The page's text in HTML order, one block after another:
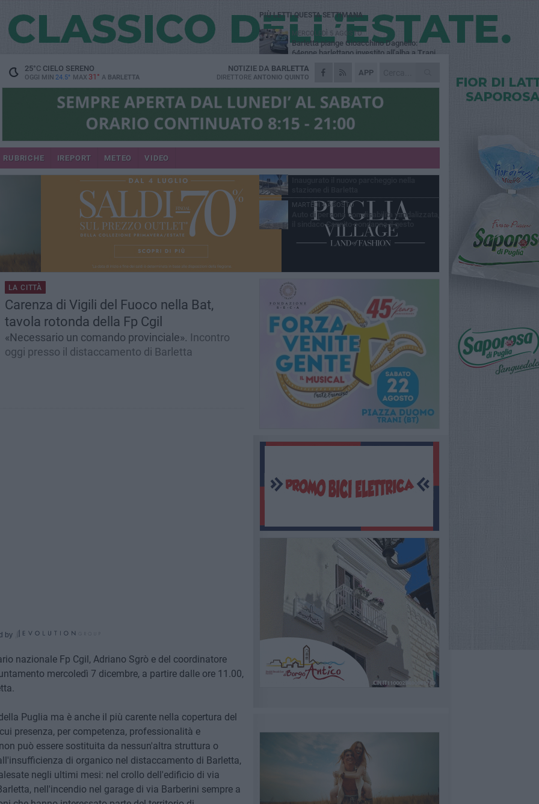
25°CCIELO SERENO
OGGI MIN 24.5° MAX 31° A BARLETTA
APP
NOTIZIE DA BARLETTA
DIRETTORE ANTONIO QUINTO
RUBRICHE IREPORT METEO VIDEO
LA CITTÀ
Carenza di Vigili del Fuoco nella Bat,
tavola rotonda della Fp Cgil
«Necessario un comando provinciale». Incontro
oggi presso il distaccamento di Barletta
by
nazionale Fp Cgil, Adriano Sgrò e del coordinatore
mercoledì 7 dicembre, a partire dalle ore 11.00,
Puglia ma è anche il più carente nella copertura del
presenza, per competenza, professionalità e
può essere sostituita da nessun'altra struttura o
di organico nel distaccamento di Barletta,
negli ultimi mesi: nel crollo dell'edificio di via
nell'incendio nel garage di via Barberini sempre a
PIÙ LETTI QUESTA SETTIMANA
MERCOLEDÌ 5 AGOSTO
Barletta piange Gioacchino Dagnello:
64enne barlettano investito all'alba a Trani
GIOVEDÌ 6 AGOSTO
Il ricordo di "Cecco", il benzinaio col
sorriso: «Contava i giorni che lo
separavano dalla pensione»
MERCOLEDÌ 5 AGOSTO
sopralluogo nell'area dell'evento
Beni confiscati alla mafia. Nasce il servizio
VENERDÌ 31 LUGLIO
MARTEDÌ 4 AGOSTO
Auto di persona con disabilità vandalizzata,
il sindaco Cannito condanna il gesto